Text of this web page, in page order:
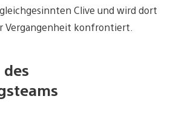
Clive und wird dort
Vergangenheit konfrontiert.